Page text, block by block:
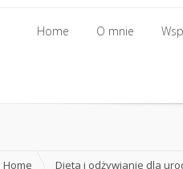
Home O mnie
Home Dieta i odżywianie dla